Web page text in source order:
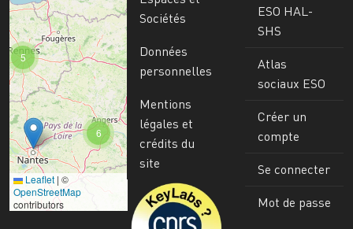
6
5
Leaflet | ©
OpenStreetMap
contributors
Sociétés
Données
personnelles
Mentions
légales et
crédits du
site
Image
ESO HAL-
SHS
Atlas
sociaux ESO
Créer un
compte
Se connecter
Mot de passe